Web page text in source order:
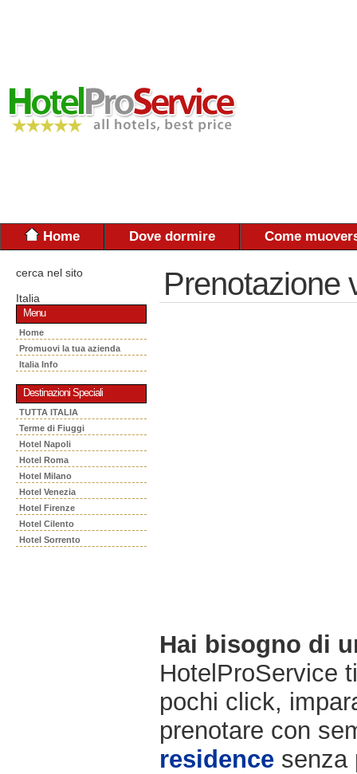
Home Dove dormire Come
cerca nel sito
Italia
Menu
Home
Promuovi la tua azienda
Italia Info
Destinazioni Speciali
TUTTA ITALIA
Terme di Fiuggi
Hotel Napoli
Hotel Roma
Hotel Milano
Hotel Venezia
Hotel Firenze
Hotel Cilento
Hotel Sorrento
Prenotazione
Hai bisogno di
HotelProService
pochi click,
prenotare con
residence senza